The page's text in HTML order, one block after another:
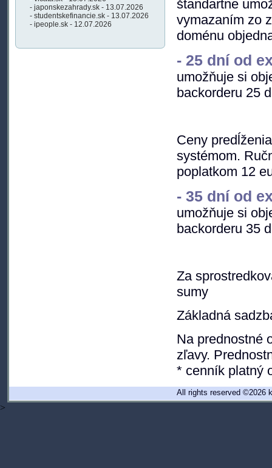
- japonskezahrady.sk - 13.07.2026
- studentskefinancie.sk - 13.07.2026
- ipeople.sk - 12.07.2026
štandartne
vymazaním zo
doménu
- 25 dní od
umožňuje si
backorderu 25
Ceny
systémom.
poplatkom 12
- 35 dní od
umožňuje si
backorderu 35
Za
sumy
Základná
Na prednostné
zľavy.
* cenník platný
All rights reserved ©2026
>